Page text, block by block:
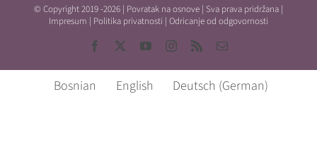
© Copyright 2019 -2026 | Povratak na osnove | Sva prava pridržana |
Impresum | Politika privatnosti | Odricanje od odgovornosti
Facebook YouTubeInstagram
Rss Email
Bosnian English Deutsch (German)